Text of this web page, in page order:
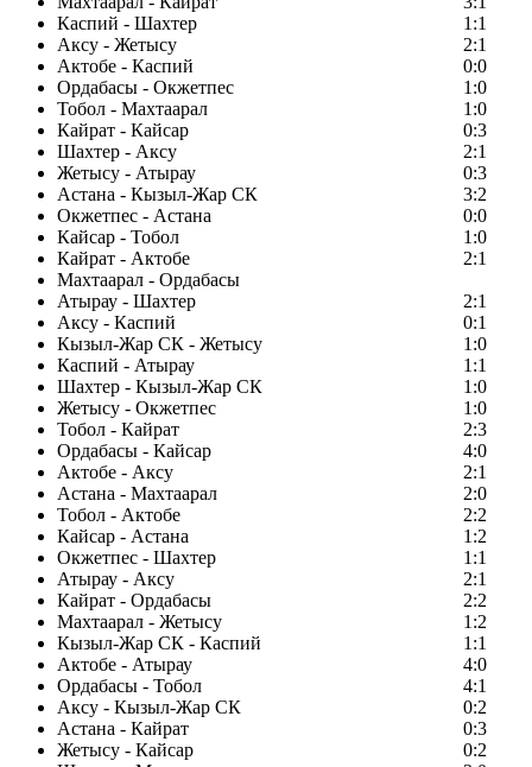
Каспий - Шахтер
1:1
Аксу - Жетысу
2:1
Актобе - Каспий
0:0
Ордабасы - Окжетпес
1:0
Тобол - Махтаарал
1:0
Кайрат - Кайсар
0:3
Шахтер - Аксу
2:1
Жетысу - Атырау
0:3
Астана - Кызыл-Жар СК
3:2
Окжетпес - Астана
0:0
Кайсар - Тобол
1:0
Кайрат - Актобе
2:1
Махтаарал - Ордабасы
Атырау - Шахтер
2:1
Аксу - Каспий
0:1
Кызыл-Жар СК - Жетысу
1:0
Каспий - Атырау
1:1
Шахтер - Кызыл-Жар СК
1:0
Жетысу - Окжетпес
1:0
Тобол - Кайрат
2:3
Ордабасы - Кайсар
4:0
Актобе - Аксу
2:1
Астана - Махтаарал
2:0
Тобол - Актобе
2:2
Кайсар - Астана
1:2
Окжетпес - Шахтер
1:1
Атырау - Аксу
2:1
Кайрат - Ордабасы
2:2
Махтаарал - Жетысу
1:2
Кызыл-Жар СК - Каспий
1:1
Актобе - Атырау
4:0
Ордабасы - Тобол
4:1
Аксу - Кызыл-Жар СК
0:2
Астана - Кайрат
0:3
Жетысу - Кайсар
0:2